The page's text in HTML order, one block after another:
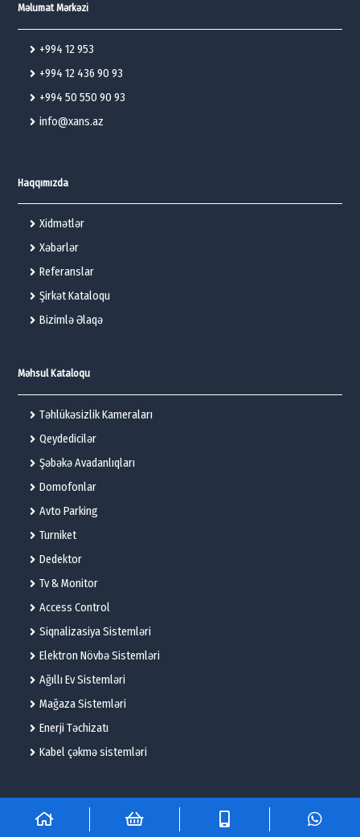
Məlumat Mərkəzi
+994 12 953
+994 12 436 90 93
+994 50 550 90 93
info@xans.az
Haqqımızda
Xidmətlər
Xəbərlər
Referanslar
Şirkət Kataloqu
Bizimlə Əlaqə
Məhsul Kataloqu
Təhlükəsizlik Kameraları
Qeydedicilər
Şəbəkə Avadanlıqları
Domofonlar
Avto Parking
Turniket
Dedektor
Tv & Monitor
Access Control
Siqnalizasiya Sistemləri
Elektron Növbə Sistemləri
Ağıllı Ev Sistemləri
Mağaza Sistemləri
Enerji Təchizatı
Kabel çəkmə sistemləri
© 2025 – Flame Technologies